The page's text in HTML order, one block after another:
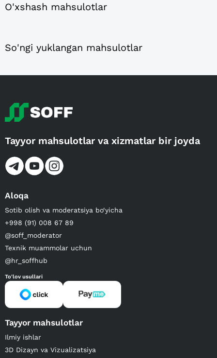
O'xshash mahsulotlar
So'ngi yuklangan mahsulotlar
Tayyor mahsulotlar va xizmatlar bir joyda
Aloqa
Sotib olish va moderatsiya bo‘yicha
+998 (91) 008 67 89
@soff_moderator
Texnik muammolar uchun
@hr_soffhub
To'lov usullari
Tayyor mahsulotlar
Ilmiy ishlar
3D Dizayn va Vizualizatsiya